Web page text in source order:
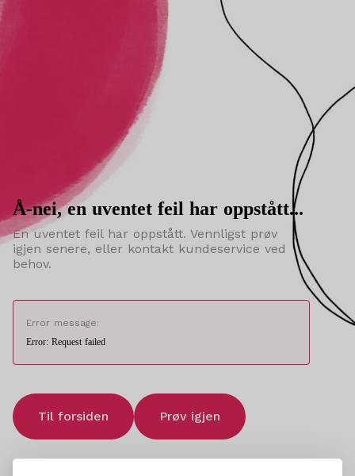
Å-nei, en uventet feil har oppstått...
En uventet feil har oppstått. Vennligst prøv
igjen senere, eller kontakt kundeservice ved
behov.
Error message:
Error: Request failed
Til forsiden Prøv igjen